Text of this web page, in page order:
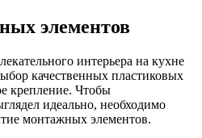
элементов
интерьера на кухне
качественных пластиковых
крепление. Чтобы
идеально, необходимо
монтажных элементов.